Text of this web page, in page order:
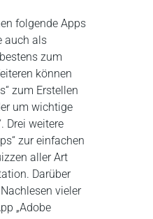
folgende Apps
auch als
zum
können
zum Erstellen
um wichtige
Drei weitere
zur einfachen
aller Art
Darüber
vieler
„Adobe